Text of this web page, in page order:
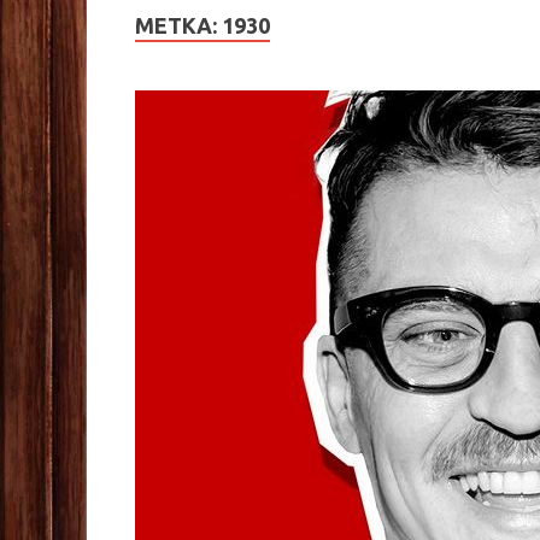
МЕТКА: 1930